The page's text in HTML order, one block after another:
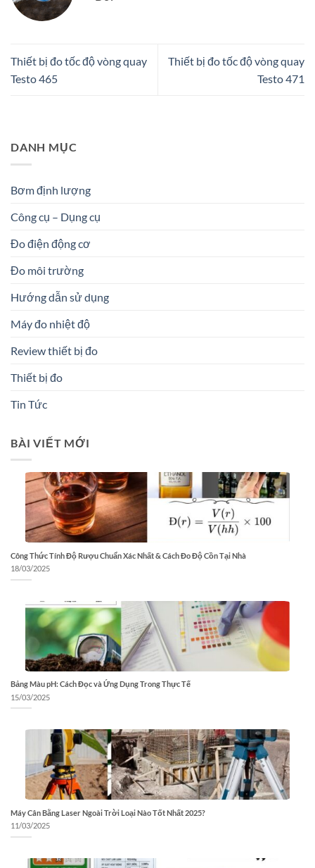
Thiết bị đo tốc độ vòng quay
Testo 465
Thiết bị đo tốc độ vòng quay
Testo 471
DANH MỤC
Bơm định lượng
Công cụ – Dụng cụ
Đo điện động cơ
Đo môi trường
Hướng dẫn sử dụng
Máy đo nhiệt độ
Review thiết bị đo
Thiết bị đo
Tin Tức
BÀI VIẾT MỚI
Công Thức Tính Độ Rượu Chuẩn Xác Nhất & Cách Đo Độ Cồn Tại Nhà
18/03/2025
Bảng Màu pH: Cách Đọc và Ứng Dụng Trong Thực Tế
15/03/2025
Máy Cân Bằng Laser Ngoài Trời Loại Nào Tốt Nhất 2025?
11/03/2025